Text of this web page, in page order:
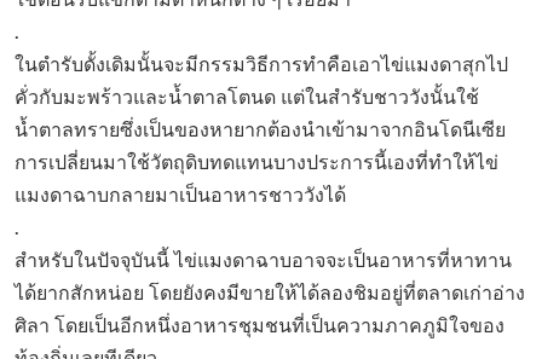
.
ในตำรับดั้งเดิมนั้นจะมีกรรมวิธีการทำคือเอาไข่แมงดาสุกไป
คั่วกับมะพร้าวและน้ำตาลโตนด แต่ในสำรับชาววังนั้นใช้
น้ำตาลทรายซึ่งเป็นของหายากต้องนำเข้ามาจากอินโดนีเซีย
การเปลี่ยนมาใช้วัตถุดิบทดแทนบางประการนี้เองที่ทำให้ไข่
แมงดาฉาบกลายมาเป็นอาหารชาววังได้
.
สำหรับในปัจจุบันนี้ ไข่แมงดาฉาบอาจจะเป็นอาหารที่หาทาน
ได้ยากสักหน่อย โดยยังคงมีขายให้ได้ลองชิมอยู่ที่ตลาดเก่าอ่าง
ศิลา โดยเป็นอีกหนึ่งอาหารชุมชนที่เป็นความภาคภูมิใจของ